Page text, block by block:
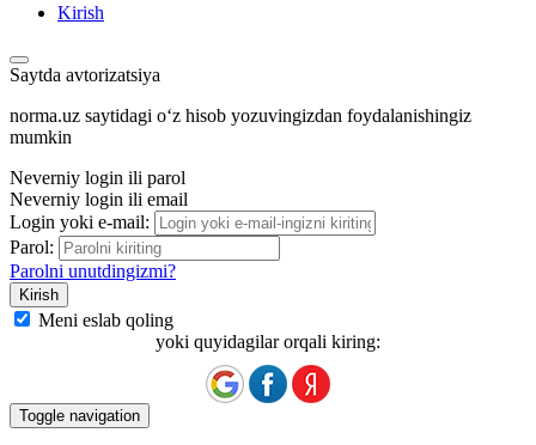
Kirish
Saytda avtorizatsiya
norma.uz saytidagi oʻz hisob yozuvingizdan foydalanishingiz
mumkin
Neverniy login ili parol
Neverniy login ili email
Login yoki e-mail:
Parol:
Parolni unutdingizmi?
Meni eslab qoling
yoki quyidagilar orqali kiring:
Toggle navigation